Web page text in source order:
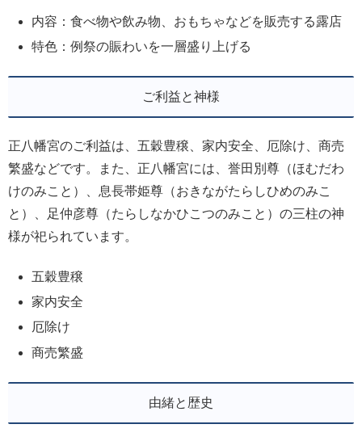
内容：食べ物や飲み物、おもちゃなどを販売する露店
特色：例祭の賑わいを一層盛り上げる
ご利益と神様
正八幡宮のご利益は、五穀豊穣、家内安全、厄除け、商売
繁盛などです。また、正八幡宮には、誉田別尊（ほむだわ
けのみこと）、息長帯姫尊（おきながたらしひめのみこ
と）、足仲彦尊（たらしなかひこつのみこと）の三柱の神
様が祀られています。
五穀豊穣
家内安全
厄除け
商売繁盛
由緒と歴史